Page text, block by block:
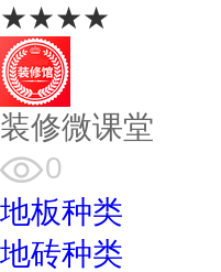
★★★★
装修微课堂
0
地板种类
地砖种类